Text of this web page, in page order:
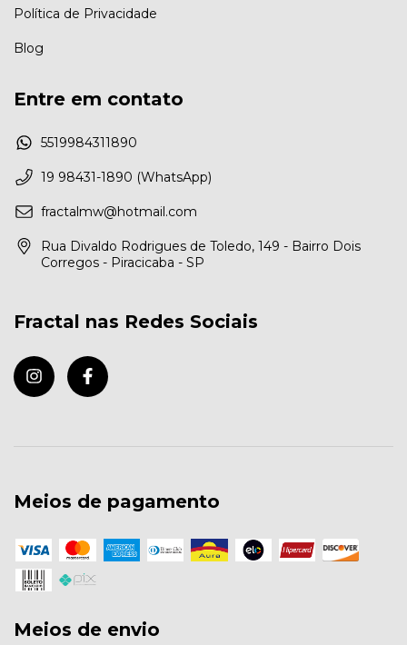
Política de Privacidade
Blog
Entre em contato
5519984311890
19 98431-1890 (WhatsApp)
fractalmw@hotmail.com
Rua Divaldo Rodrigues de Toledo, 149 - Bairro Dois
Corregos - Piracicaba - SP
Fractal nas Redes Sociais
Meios de pagamento
Meios de envio